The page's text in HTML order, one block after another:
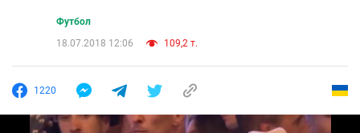
Футбол
18.07.2018 12:06
109,2 т.
1220